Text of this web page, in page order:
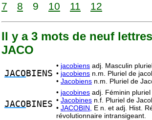
7
8 9 10 11 12
Il y a 3 mots de neuf
JACO
JACO BIENS
• jacobiens adj. Masculin
• jacobiens n.m. Pluriel de
• Jacobiens n.m. Pluriel de
JACO BINES
• jacobines adj. Féminin pluriel
• Jacobines n.f. Pluriel de
• JACOBIN,
E n. et adj. Hist.
révolutionnaire intransigeant.